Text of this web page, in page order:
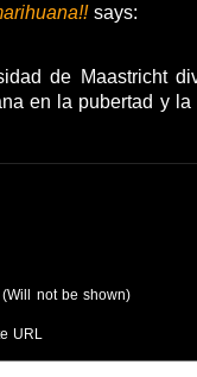
says:
de Maastricht
en la pubertad y
(Will not be shown)
URL